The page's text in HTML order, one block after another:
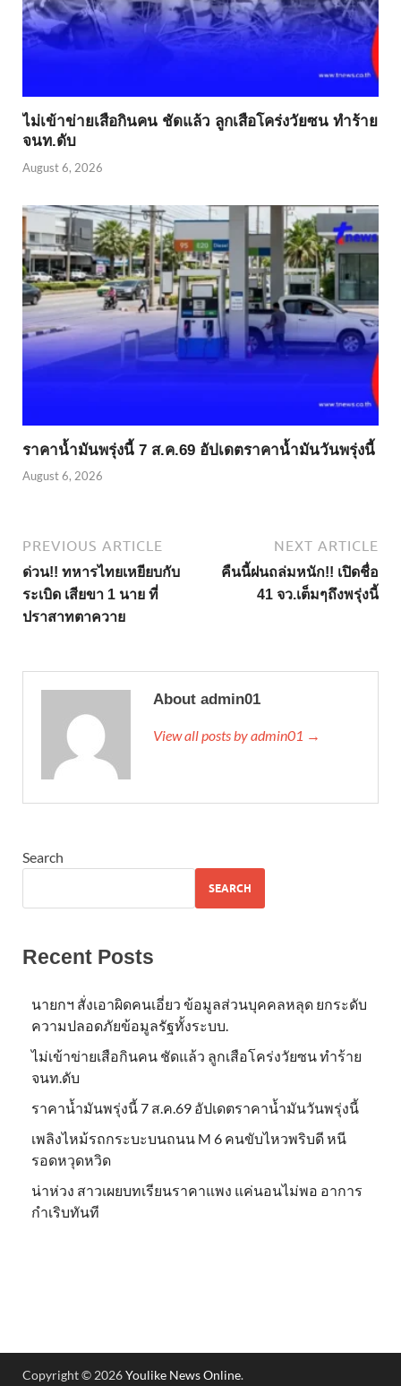
ไม่เข้าข่าย​เสือกินคน ชัดแล้ว ลูกเสือโคร่งวัยซน ทำร้าย
จนท.ดับ
August 6, 2026
ราคาน้ำมันพรุ่งนี้ 7 ส.ค.69 อัปเดตราคาน้ำมันวันพรุ่งนี้
August 6, 2026
PREVIOUS ARTICLE
ด่วน!! ทหารไทยเหยียบกับ
ระเบิด เสียขา 1 นาย ที่
ปราสาทตาควาย
NEXT ARTICLE
คืนนี้ฝนถล่มหนัก!! เปิดชื่อ
41 จว.เต็มๆถึงพรุ่งนี้
About admin01
View all posts by admin01 →
Search
SEARCH
Recent Posts
นายกฯ สั่งเอาผิดคนเอี่ยว ข้อมูลส่วนบุคคลหลุด ยกระดับ
ความปลอดภัยข้อมูลรัฐทั้งระบบ.
ไม่เข้าข่าย​เสือกินคน ชัดแล้ว ลูกเสือโคร่งวัยซน ทำร้าย
จนท.ดับ
ราคาน้ำมันพรุ่งนี้ 7 ส.ค.69 อัปเดตราคาน้ำมันวันพรุ่งนี้
เพลิงไหม้รถกระบะบนถนน M 6 คนขับไหวพริบดี หนี
รอดหวุดหวิด
น่าห่วง สาวเผยบทเรียนราคาแพง แค่นอนไม่พอ อาการ
กำเริบทันที
Copyright © 2026Youlike News Online.